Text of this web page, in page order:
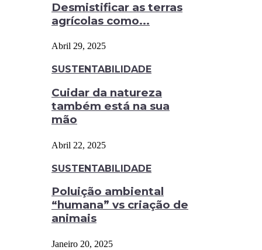
Desmistificar as terras
agrícolas como...
Abril 29, 2025
SUSTENTABILIDADE
Cuidar da natureza
também está na sua
mão
Abril 22, 2025
SUSTENTABILIDADE
Poluição ambiental
“humana” vs criação de
animais
Janeiro 20, 2025